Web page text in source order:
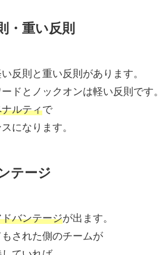
・重い反則
反則と重い反則があります。
ドとノックオンは軽い反則です。
ルティで
になります。
テージ
バンテージが出ます。
された側のチームが